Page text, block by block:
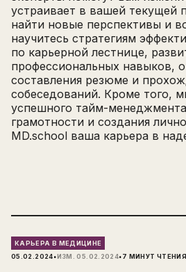
устраивает в вашей текущей
найти новые перспективы и
научитесь стратегиям
по карьерной лестнице,
профессиональных навыков,
составления резюме и
собеседований. Кроме того,
успешного тайм-
грамотности и создания
MD.school ваша карьера в
КАРЬЕРА В МЕДИЦИНЕ
05.02.2024· ИЗМ.05.02.2024·7 МИНУТ ЧТЕНИЯ